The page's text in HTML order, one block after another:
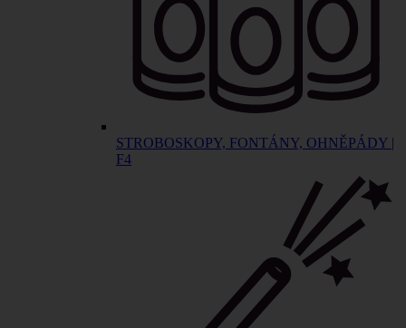
STROBOSKOPY, FONTÁNY, OHNĚPÁDY |
F4